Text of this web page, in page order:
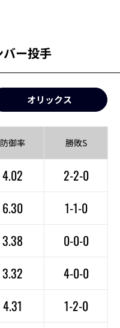
ー投手
オリックス
防御率 勝敗S
4.02 2-2-0
6.30 1-1-0
3.38 0-0-0
3.32 4-0-0
4.31 1-2-0